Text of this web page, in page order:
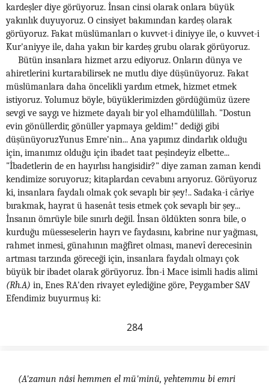
kardeşler diye görüyoruz. İnsan cinsi olarak onlara büyük
yakınlık duyuyoruz. O cinsiyet bakımından kardeş olarak
görüyoruz. Fakat müslümanları o kuvvet-i diniyye ile, o kuvvet-i
Kur'aniyye ile, daha yakın bir kardeş grubu olarak görüyoruz.
Bütün insanlara hizmet arzu ediyoruz. Onların dünya ve
ahiretlerini kurtarabilirsek ne mutlu diye düşünüyoruz. Fakat
müslümanlara daha öncelikli yardım etmek, hizmet etmek
istiyoruz. Yolumuz böyle, büyüklerimizden gördüğümüz üzere
sevgi ve saygı ve hizmete dayalı bir yol elhamdülillah. "Dostun
evin gönüllerdir, gönüller yapmaya geldim!" dediği gibi
düşünüyoruzYunus Emre'nin... Ana yapımız dindarlık olduğu
için, imanımız olduğu için ibadet taat peşindeyiz elbette...
"İbadetlerin de en hayırlısı hangisidir?" diye zaman zaman kendi
kendimize soruyoruz; kitaplardan cevabını arıyoruz. Görüyoruz
ki, insanlara faydalı olmak çok sevaplı bir şey!.. Sadaka-i câriye
bırakmak, hayrat ü hasenât tesis etmek çok sevaplı bir şey...
İnsanın ömrüyle bile sınırlı değil. İnsan öldükten sonra bile, o
kurduğu müesseselerin hayrı ve faydasını, kabrine nur yağması,
rahmet inmesi, günahının mağfiret olması, manevî derecesinin
artması tarzında göreceği için, insanlara faydalı olmayı çok
büyük bir ibadet olarak görüyoruz. İbn-i Mace isimli hadis alimi
(Rh.A) in, Enes RA'den rivayet eylediğine göre, Peygamber SAV
Efendimiz buyurmuş ki:
284
(A'zamun nâsi hemmen el mü'minü, yehtemmu bi emri